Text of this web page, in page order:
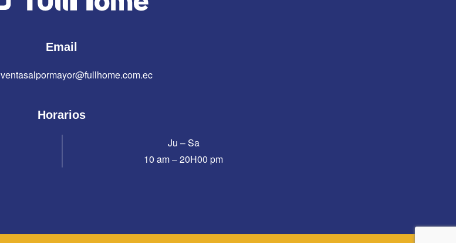
Email
ventasalpormayor@fullhome.com.ec
Horarios
Ju – Sa
10 am – 20H00 pm